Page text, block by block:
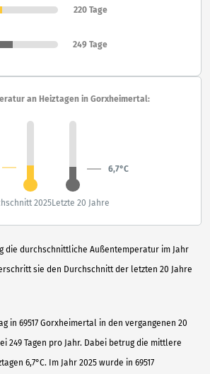
die durchschnittliche Außentemperatur im Jahr
sie den Durchschnitt der letzten 20 Jahre
in 69517 Gorxheimertal in den vergangenen 20
249 Tagen pro Jahr. Dabei betrug die mittlere
6,7°C. Im Jahr 2025 wurde in 69517
220 Tage
249 Tage
an Heiztagen in Gorxheimertal:
6,7°C
2025Letzte 20 Jahre